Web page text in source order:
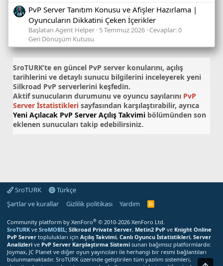
PvP Server Tanıtım Konusu ve Afişler Hazırlama |
Oyuncuların Dikkatini Çeken İçerikler
Başlatan Agent Helper 5 Temmuz 2026 Cevaplar: 0
Geri Dönüşüm Kutusu
SroTURK’te en güncel PvP server konularını, açılış
tarihlerini ve detaylı sunucu bilgilerini inceleyerek yeni
Silkroad PvP serverlerini keşfedin.
Aktif sunucuların durumunu ve oyuncu sayılarını PvP
Server İstatistikleri sayfasından karşılaştırabilir, ayrıca
Yeni Açılacak PvP Server Açılış Takvimi bölümünden son
eklenen sunucuları takip edebilirsiniz.
SroTURK
Türkçe
Şartlar ve kurallar
Gizlilik politikası Yardım
S
T
U
R
K
R
S
Community platform by XenForo® © 2010-2026 XenForo Ltd.
SroTURK ve SroMOBIL; Silkroad Private Server, Metin2 PvP ve Knight Online
PvP Server toplulukları için Açılış Takvimi, Canlı Oyuncu İstatistikleri, Server
Analizleri ve PvP Server Karşılaştırma Sistemi sunan bağımsız platformlardır.
Joymax, JC Planet ve diğer oyun yayıncıları ile herhangi bir resmi bağlantıları
bulunmamaktadır. SroTURK üzerinde geliştirilen tüm yazılım sistemleri,